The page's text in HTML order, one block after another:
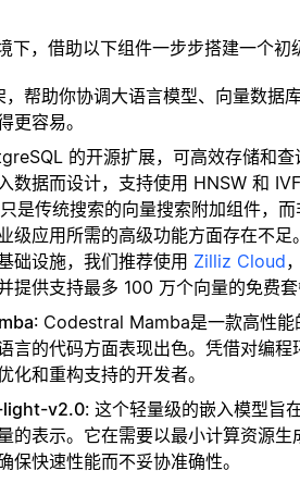
，借助以下组件一步步搭建一个初
，帮助你协调大语言模型、向量数据
更容易。
的开源扩展，可高效存储和
数据而设计，支持使用 HNSW 和
是传统搜索的向量搜索附加组件，
级应用所需的高级功能方面存在不
础设施，我们推荐使用 Zilliz Cloud
提供支持最多 100 万个向量的免费
: Codestral Mamba是一款高性能
言的代码方面表现出色。凭借对编
化和重构支持的开发者。
light-v2.0: 这个轻量级的嵌入模型旨
的表示。它在需要以最小计算资源
保快速性能而不妥协准确性。